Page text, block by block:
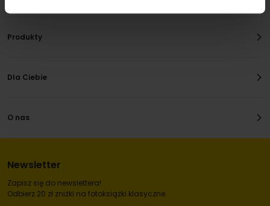
Produkty
Dla Ciebie
O nas
Newsletter
Zapisz się do newslettera!
Odbierz 20 zł zniżki na fotoksiążki klasyczne.